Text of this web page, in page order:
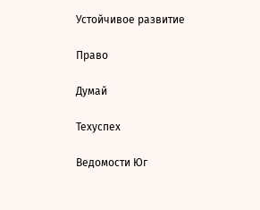
Устойчивое развитие
Право
Думай
Техуспех
Ведомости Юг